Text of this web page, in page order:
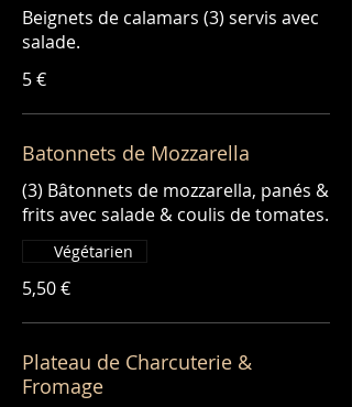
Beignets de calamars (3) servis avec
5 €
Batonnets de Mozzarella
(3) Bâtonnets de mozzarella, panés &
frits avec salade & coulis de tomates.
5,50 €
Végétarien
Plateau de Charcuterie &
Fromage